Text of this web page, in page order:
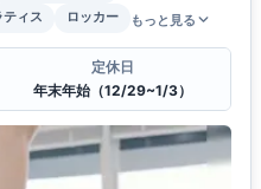
ティス ロッカー もっと見る
定休日
年末年始（12/29~1/3）